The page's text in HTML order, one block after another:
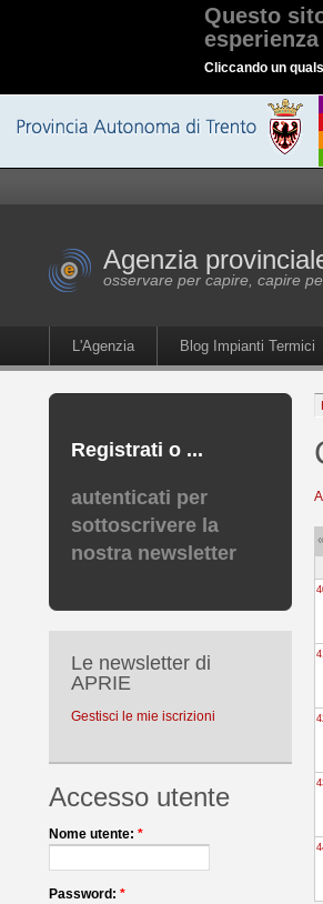
Questo
Cliccando un
Agenzia
osservare per capire, capire
L'Agenzia Blog Impianti Termici
Registrati o ...
autenticati per
sottoscrivere la
nostra newsletter
Le newsletter di
APRIE
Gestisci le mie iscrizioni
Accesso utente
Nome utente: *
Password: *